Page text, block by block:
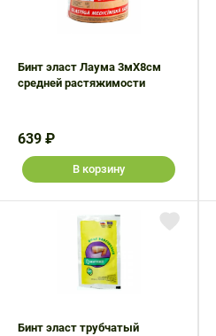
Бинт эласт Лаума 3мX8см
средней растяжимости
639 ₽
В корзину
Бинт эласт трубчатый